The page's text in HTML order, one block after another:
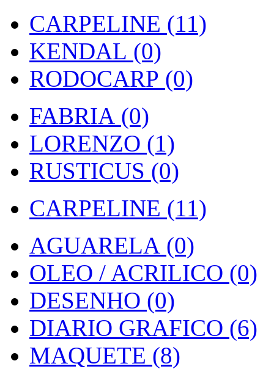
CARPELINE (11)
KENDAL (0)
RODOCARP (0)
FABRIA (0)
LORENZO (1)
RUSTICUS (0)
CARPELINE (11)
AGUARELA (0)
OLEO / ACRILICO (0)
DESENHO (0)
DIARIO GRAFICO (6)
MAQUETE (8)